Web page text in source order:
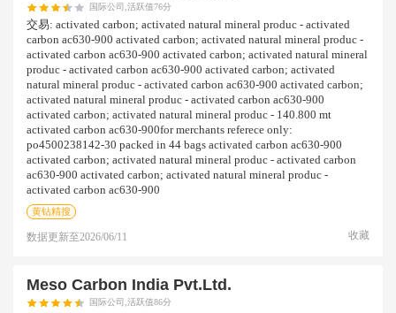
国际公司,活跃值76分
交易: activated carbon; activated natural mineral produc - activated
carbon ac630-900 activated carbon; activated natural mineral produc -
activated carbon ac630-900 activated carbon; activated natural mineral
produc - activated carbon ac630-900 activated carbon; activated
natural mineral produc - activated carbon ac630-900 activated carbon;
activated natural mineral produc - activated carbon ac630-900
activated carbon; activated natural mineral produc - 140.800 mt
activated carbon ac630-900for merchants referece only:
po4500238142-30 packed in 44 bags activated carbon ac630-900
activated carbon; activated natural mineral produc - activated carbon
ac630-900 activated carbon; activated natural mineral produc -
activated carbon ac630-900
黄钻精搜
数据更新至2026/06/11 收藏
Meso Carbon India Pvt.ltd.
国际公司,活跃值86分